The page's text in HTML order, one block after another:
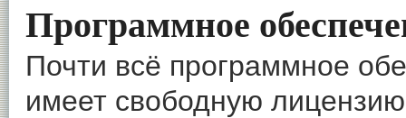
Программное
Почти всё программное
имеет свободную